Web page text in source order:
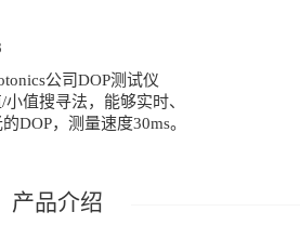
公司DOP测试仪
小值搜寻法，能够实时、
DOP，测量速度30ms。